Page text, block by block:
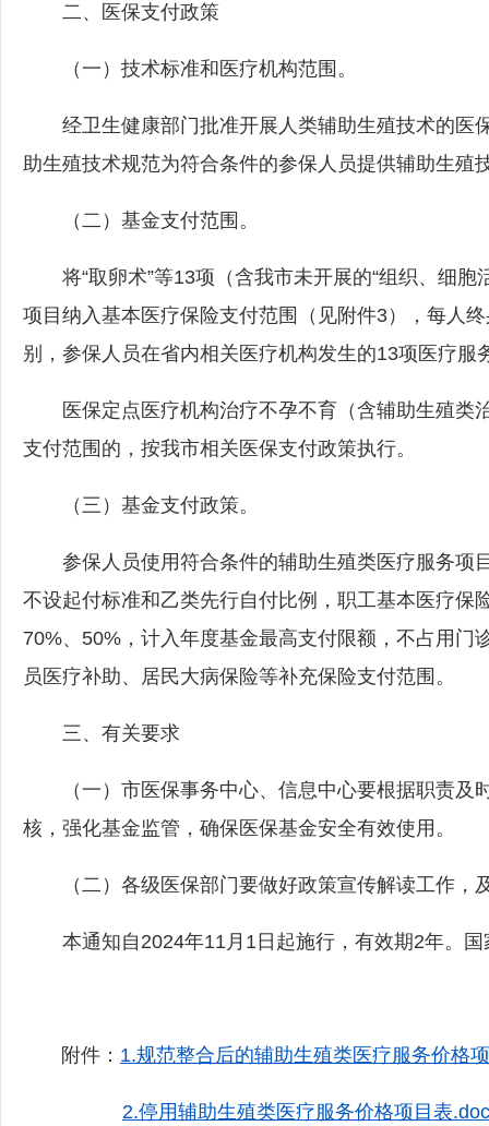
二、医保支付政策
（一）技术标准和医疗机构范围。
经卫生健康部门批准开展人类辅助生殖技术的医
助生殖技术规范为符合条件的参保人员提供辅助生殖
（二）基金支付范围。
将“取卵术”等13项（含我市未开展的“组织、细胞
项目纳入基本医疗保险支付范围（见附件3），每人
别，参保人员在省内相关医疗机构发生的13项医疗
医保定点医疗机构治疗不孕不育（含辅助生殖类
支付范围的，按我市相关医保支付政策执行。
（三）基金支付政策。
参保人员使用符合条件的辅助生殖类医疗服务项
不设起付标准和乙类先行自付比例，职工基本医疗保
70%、50%，计入年度基金最高支付限额，不占用门
员医疗补助、居民大病保险等补充保险支付范围。
三、有关要求
（一）市医保事务中心、信息中心要根据职责及
核，强化基金监管，确保医保基金安全有效使用。
（二）各级医保部门要做好政策宣传解读工作，
本通知自2024年11月1日起施行，有效期2年。
附件： 1.规范整合后的辅助生殖类医疗服务价格
2.停用辅助生殖类医疗服务价格项目表.doc